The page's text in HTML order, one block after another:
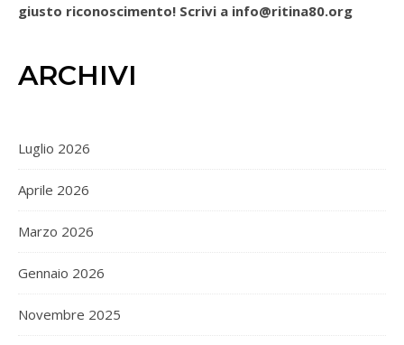
giusto riconoscimento! Scrivi a info@ritina80.org
ARCHIVI
Luglio 2026
Aprile 2026
Marzo 2026
Gennaio 2026
Novembre 2025